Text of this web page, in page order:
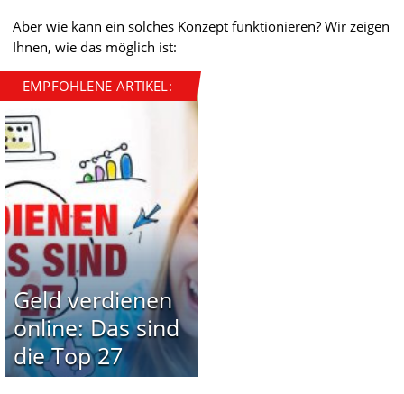
Aber wie kann ein solches Konzept funktionieren? Wir zeigen
Ihnen, wie das möglich ist:
EMPFOHLENE ARTIKEL:
Geld verdienen
online: Das sind
die Top 27